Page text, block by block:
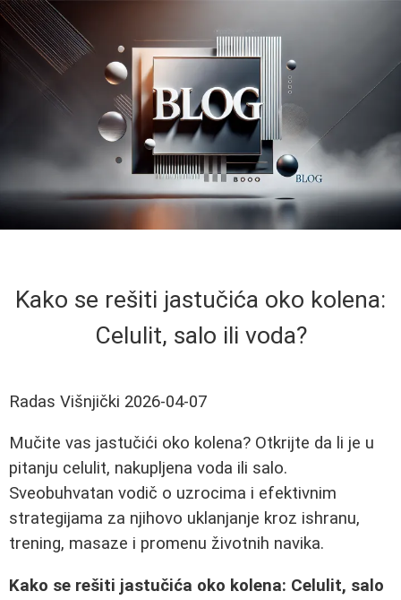
Kako se rešiti jastučića oko kolena:
Celulit, salo ili voda?
Radas Višnjički 2026-04-07
Mučite vas jastučići oko kolena? Otkrijte da li je u
pitanju celulit, nakupljena voda ili salo.
Sveobuhvatan vodič o uzrocima i efektivnim
strategijama za njihovo uklanjanje kroz ishranu,
trening, masaze i promenu životnih navika.
Kako se rešiti jastučića oko kolena: Celulit, salo